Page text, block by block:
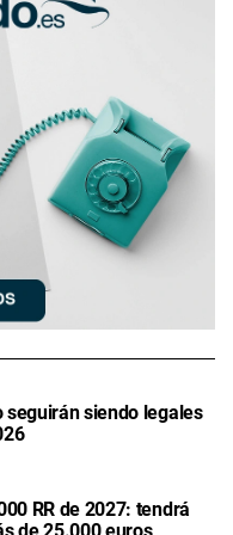
seguirán siendo legales
RR de 2027: tendrá
de 25.000 euros